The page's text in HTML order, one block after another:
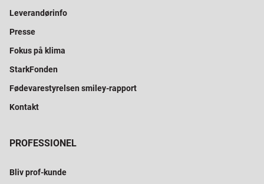
Leverandørinfo
Presse
Fokus på klima
StarkFonden
Fødevarestyrelsen smiley-rapport
Kontakt
PROFESSIONEL
Bliv prof-kunde